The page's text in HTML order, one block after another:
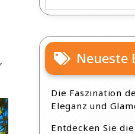
,
Neueste
Die Faszination
Eleganz und
Entdecken Sie